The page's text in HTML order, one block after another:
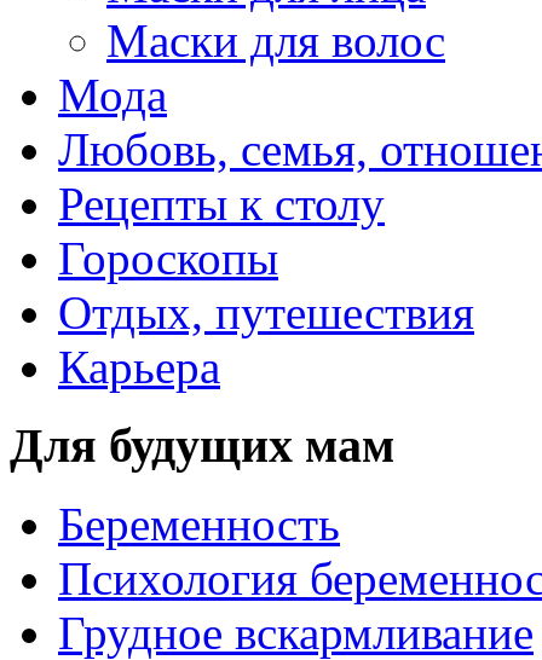
Маски для волос
Мода
Любовь, семья,
Рецепты к столу
Гороскопы
Отдых, путешествия
Карьера
Для будущих мам
Беременность
Психология
Грудное вскармливание